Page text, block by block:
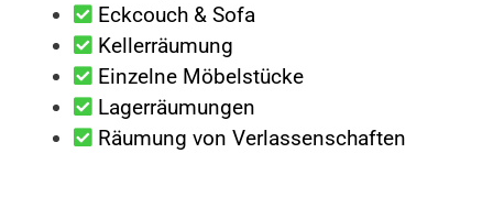
Eckcouch & Sofa
Kellerräumung
Einzelne Möbelstücke
Lagerräumungen
Räumung von Verlassenschaften